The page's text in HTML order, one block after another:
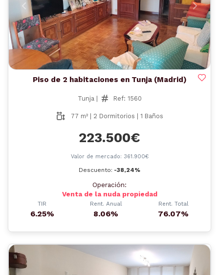
Anterior
Piso de 2 habitaciones en Tunja (Madrid)
Tunja | Ref: 1560
77 m² | 2 Dormitorios | 1 Baños
223.500€
Valor de mercado: 361.900€
Descuento: -38,24%
Operación:
Venta de la nuda propiedad
TIR
6.25%
Rent. Anual
8.06%
Rent. Total
76.07%